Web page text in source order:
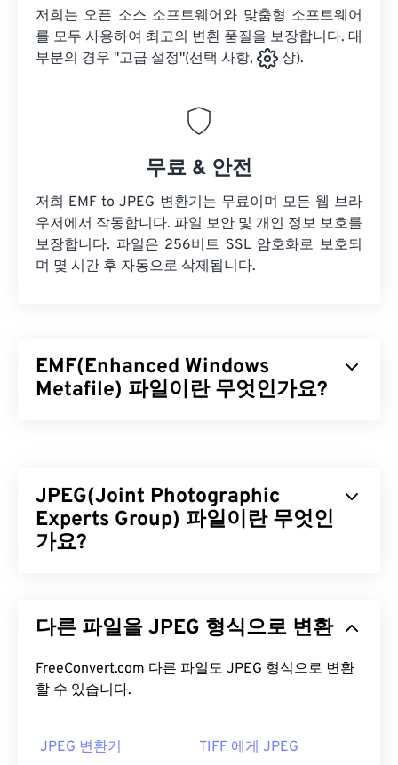
저희는 오픈 소스 소프트웨어와 맞춤형 소프트웨어
를 모두 사용하여 최고의 변환 품질을 보장합니다. 대
부분의 경우 "고급 설정"(선택 사항,
상).
무료 & 안전
저희 EMF to JPEG 변환기는 무료이며 모든 웹 브라
우저에서 작동합니다. 파일 보안 및 개인 정보 보호를
보장합니다. 파일은 256비트 SSL 암호화로 보호되
며 몇 시간 후 자동으로 삭제됩니다.
EMF(Enhanced Windows
Metafile) 파일이란 무엇인가요?
립성을 갖춘 EMF는 WMF의 16비트 파일 형식을 개선
한 형식입니다.
EMF 파일을 어떻게 여나요?
여러 플랫폼에서 작동합니다. Microsoft Windows(윈
도우)에서는CorelDraw Graphics Suite가 WMF 파일
을 여는 데 많이 사용됩니다. macOS에서는WMF
Converter Pro를
사용할 수 있는 대체 뷰어로는 Windows에서
JPEG(Joint Photographic
Experts Group) 파일이란 무엇인
가요?
파일 형식입니다. JPEG가 제공하는 뛰어난 압축률
가 비교적 작아 인터넷 전송 및 웹사이트 사용에 매우
적합합니다. 저희의
더 나은 압축률이 필요하다면JPG를 WebP로
다른 파일을 JPEG 형식으로 변환
FreeConvert.com 다른 파일도 JPEG 형식으로 변환
할 수 있습니다.
JPEG 변환기 TIFF 에게 JPEG